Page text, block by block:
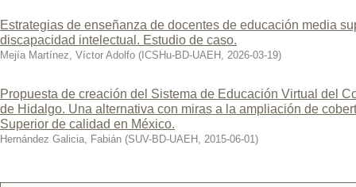
Estrategias de enseñanza de docentes de educación media
discapacidad intelectual. Estudio de caso.
Mejía Martínez, Víctor Adolfo ( ICSHu-BD-UAEH , 2026-03-19)
Propuesta de creación del Sistema de Educación Virtual del
de Hidalgo. Una alternativa con miras a la ampliación de
Superior de calidad en México.
Hernández Galicia, Fabián (SUV-BD-UAEH , 2015-06-01)